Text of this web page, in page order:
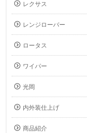
レクサス
レンジローバー
ロータス
ワイパー
光岡
内外装仕上げ
商品紹介